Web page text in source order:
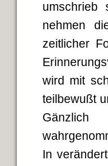
nehmen
zeitlicher
wird mit
teilbewußt
In